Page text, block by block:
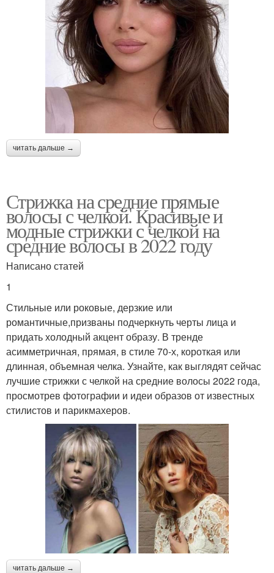
читать дальше →
Стрижка на средние прямые
волосы с челкой. Красивые и
модные стрижки с челкой на
средние волосы в 2022 году
Написано статей
1
Стильные или роковые, дерзкие или
романтичные,призваны подчеркнуть черты лица и
придать холодный акцент образу. В тренде
асимметричная, прямая, в стиле 70-х, короткая или
длинная, объемная челка. Узнайте, как выглядят сейчас
лучшие стрижки с челкой на средние волосы 2022 года,
просмотрев фотографии и идеи образов от известных
стилистов и парикмахеров.
читать дальше →